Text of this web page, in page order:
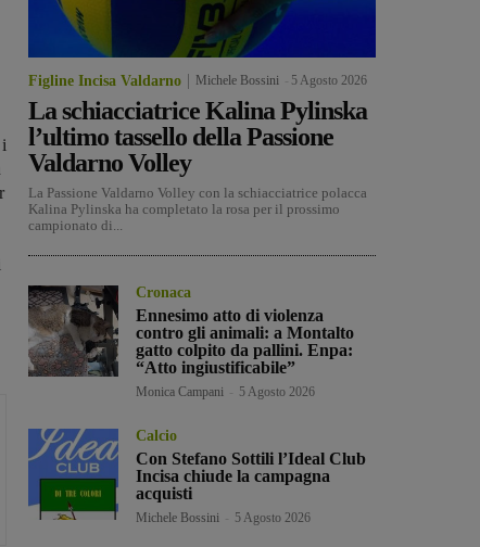
Figline Incisa Valdarno Michele Bossini 5 Agosto 2026
La schiacciatrice Kalina Pylinska
l’ultimo tassello della Passione
Valdarno Volley
La Passione Valdarno Volley con la schiacciatrice polacca
Kalina Pylinska ha completato la rosa per il prossimo
campionato di...
Cronaca
Ennesimo atto di violenza
contro gli animali: a Montalto
gatto colpito da pallini. Enpa:
“Atto ingiustificabile”
Monica Campani 5 Agosto 2026
Calcio
Con Stefano Sottili l’Ideal Club
Incisa chiude la campagna
acquisti
Michele Bossini 5 Agosto 2026